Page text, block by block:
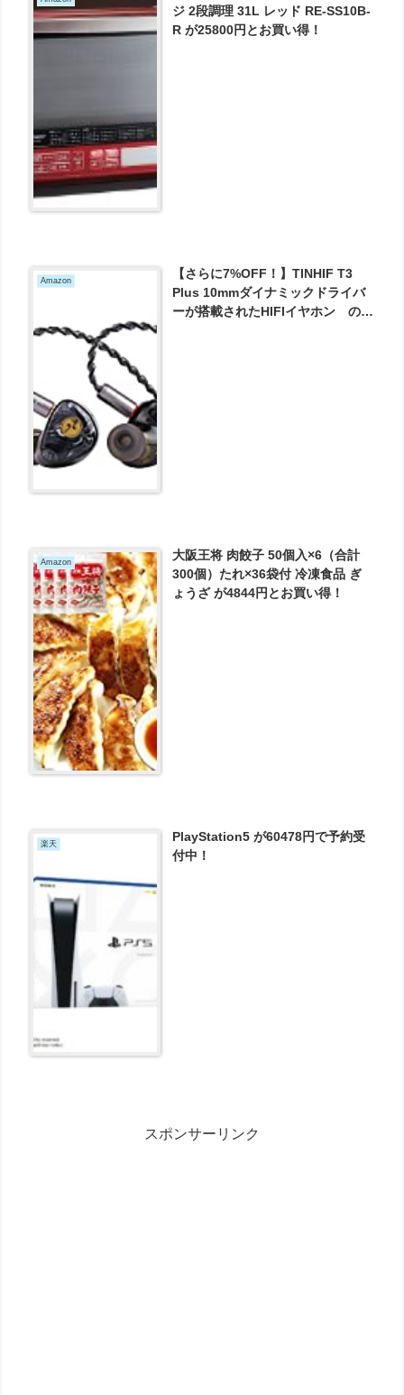
ジ 2段調理 31L レッド RE-SS10B-
R が25800円とお買い得！
Amazon
【さらに7%OFF！】TINHIF T3
Plus 10mmダイナミックドライバ
ーが搭載されたHIFIイヤホン の
Amazon
大阪王将 肉餃子 50個入×6（合計
300個）たれ×36袋付 冷凍食品 ぎ
ょうざ が4844円とお買い得！
楽天
PlayStation5 が60478円で予約受
付中！
スポンサーリンク